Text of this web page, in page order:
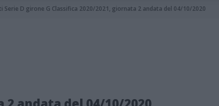
Serie D girone G Classifica 2020/2021, giornata 2 andata del 04/10/2020